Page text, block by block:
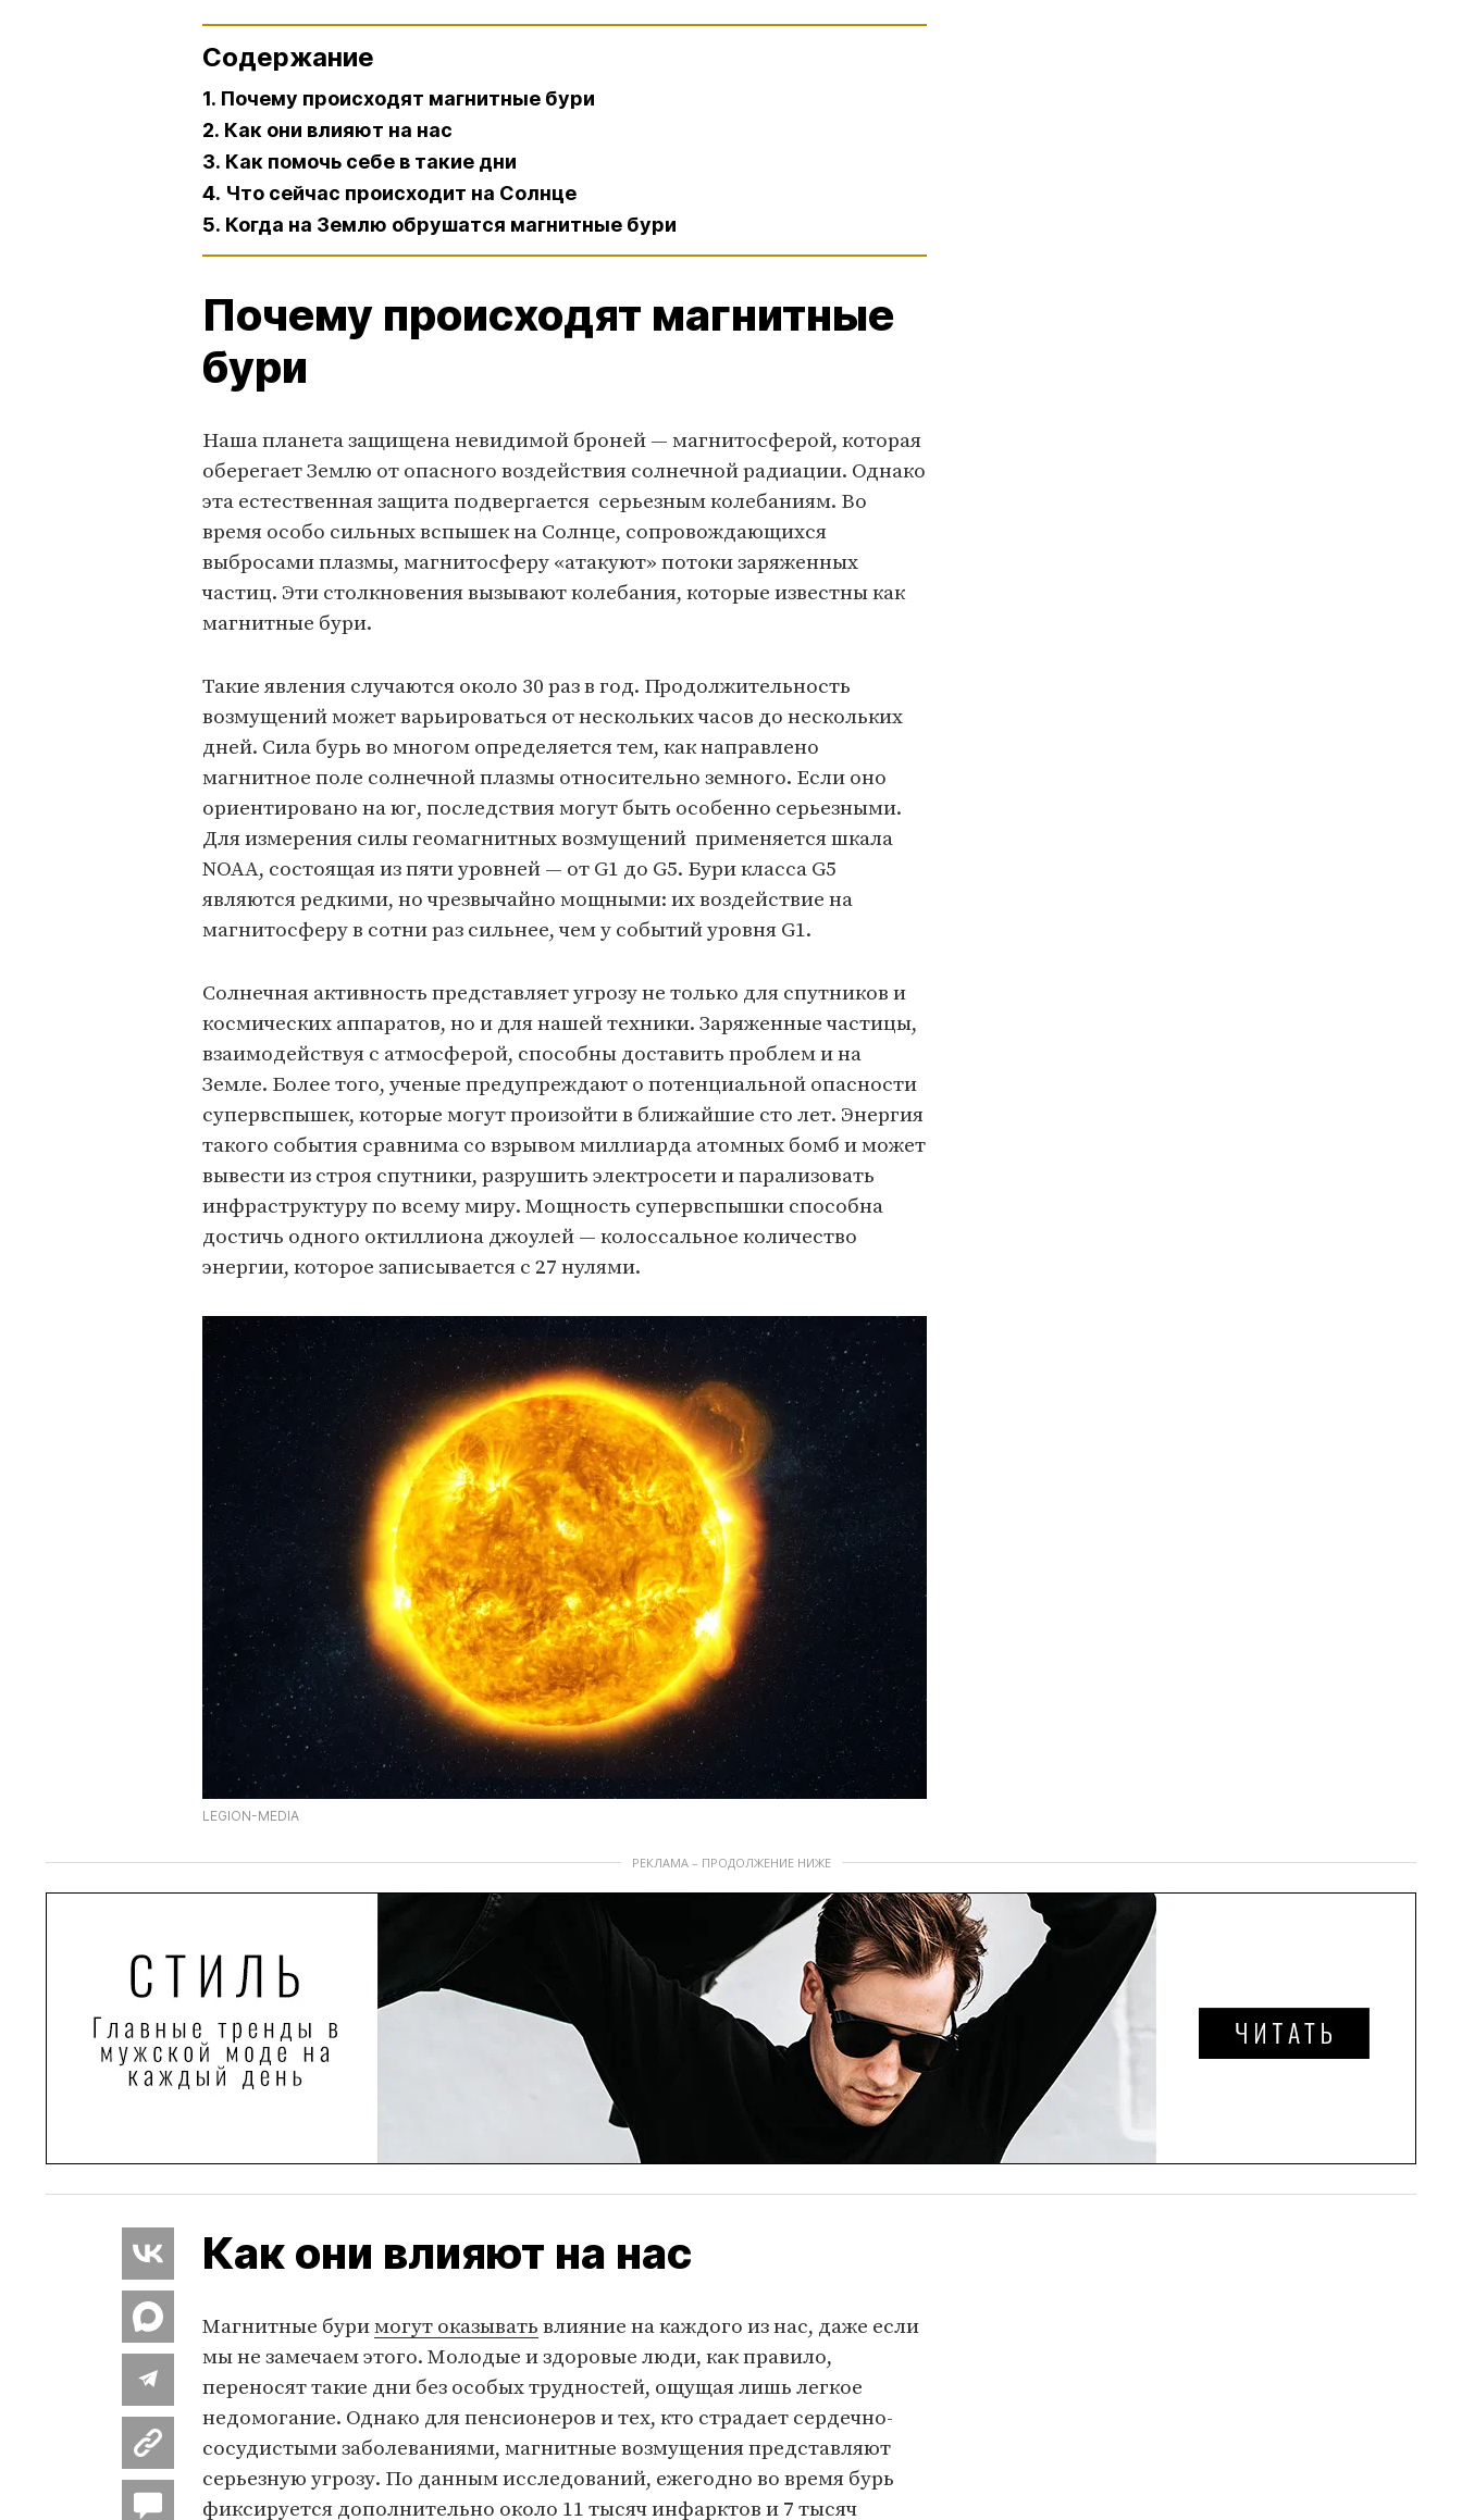
Содержание
1. Почему происходят магнитные бури
2. Как они влияют на нас
3. Как помочь себе в такие дни
4. Что сейчас происходит на Солнце
5. Когда на Землю обрушатся магнитные бури
Почему происходят магнитные
бури
Наша планета защищена невидимой броней — магнитосферой, которая
оберегает Землю от опасного воздействия солнечной радиации. Однако
эта естественная защита подвергается серьезным колебаниям. Во
время особо сильных вспышек на Солнце, сопровождающихся
выбросами плазмы, магнитосферу «атакуют» потоки заряженных
частиц. Эти столкновения вызывают колебания, которые известны как
магнитные бури.
Такие явления случаются около 30 раз в год. Продолжительность
возмущений может варьироваться от нескольких часов до нескольких
дней. Сила бурь во многом определяется тем, как направлено
магнитное поле солнечной плазмы относительно земного. Если оно
ориентировано на юг, последствия могут быть особенно серьезными.
Для измерения силы геомагнитных возмущений применяется шкала
NOAA, состоящая из пяти уровней — от G1 до G5. Бури класса G5
являются редкими, но чрезвычайно мощными: их воздействие на
магнитосферу в сотни раз сильнее, чем у событий уровня G1.
Солнечная активность представляет угрозу не только для спутников и
космических аппаратов, но и для нашей техники. Заряженные частицы,
взаимодействуя с атмосферой, способны доставить проблем и на
Земле. Более того, ученые предупреждают о потенциальной опасности
супервспышек, которые могут произойти в ближайшие сто лет. Энергия
такого события сравнима со взрывом миллиарда атомных бомб и может
вывести из строя спутники, разрушить электросети и парализовать
инфраструктуру по всему миру. Мощность супервспышки способна
достичь одного октиллиона джоулей — колоссальное количество
энергии, которое записывается с 27 нулями.
LEGION-MEDIA
РЕКЛАМА – ПРОДОЛЖЕНИЕ НИЖЕ
Как они влияют на нас
Магнитные буримогут оказывать влияние на каждого из нас, даже если
мы не замечаем этого. Молодые и здоровые люди, как правило,
переносят такие дни без особых трудностей, ощущая лишь легкое
недомогание. Однако для пенсионеров и тех, кто страдает сердечно-
сосудистыми заболеваниями, магнитные возмущения представляют
серьезную угрозу. По данным исследований, ежегодно во время бурь
фиксируется дополнительно около 11 тысяч инфарктов и 7 тысяч